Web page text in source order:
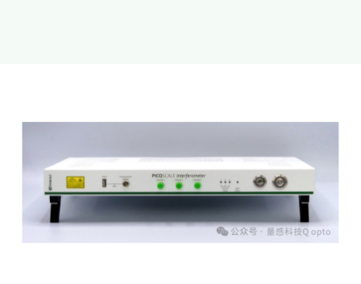
联系我们